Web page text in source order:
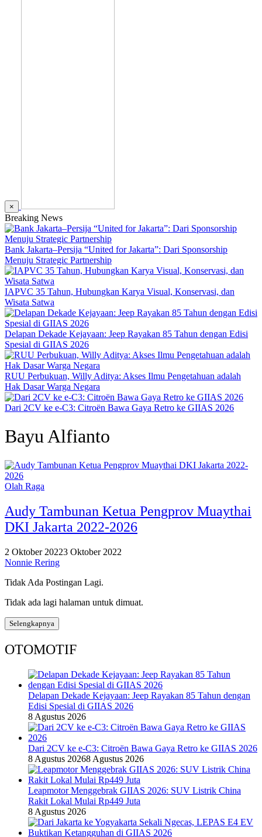
×
Breaking News
Bank Jakarta–Persija “United for Jakarta”: Dari Sponsorship
Menuju Strategic Partnership
IAPVC 35 Tahun, Hubungkan Karya Visual, Konservasi, dan
Wisata Satwa
Delapan Dekade Kejayaan: Jeep Rayakan 85 Tahun dengan Edisi
Spesial di GIIAS 2026
RUU Perbukuan, Willy Aditya: Akses Ilmu Pengetahuan adalah
Hak Dasar Warga Negara
Dari 2CV ke e-C3: Citroën Bawa Gaya Retro ke GIIAS 2026
Bayu Alfianto
Olah Raga
Audy Tambunan Ketua Pengprov Muaythai
DKI Jakarta 2022-2026
2 Oktober 20223 Oktober 2022
Nonnie Rering
Tidak Ada Postingan Lagi.
Tidak ada lagi halaman untuk dimuat.
Selengkapnya
OTOMOTIF
Delapan Dekade Kejayaan: Jeep Rayakan 85 Tahun dengan
Edisi Spesial di GIIAS 2026
8 Agustus 2026
Dari 2CV ke e-C3: Citroën Bawa Gaya Retro ke GIIAS 2026
8 Agustus 20268 Agustus 2026
Leapmotor Menggebrak GIIAS 2026: SUV Listrik China
Rakit Lokal Mulai Rp449 Juta
8 Agustus 2026